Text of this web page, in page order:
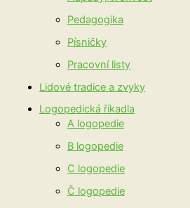
Pedagogika
Písničky
Pracovní listy
Lidové tradice a zvyky
Logopedická říkadla
A logopedie
B logopedie
C logopedie
Č logopedie